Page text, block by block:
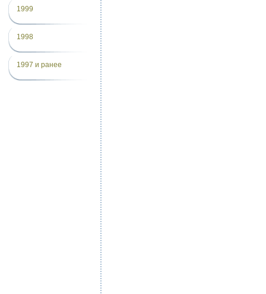
1999
1998
1997 и ранее